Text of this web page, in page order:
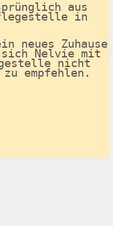
aus
in
neues Zuhause
sich Nelvie mit
nicht
empfehlen.